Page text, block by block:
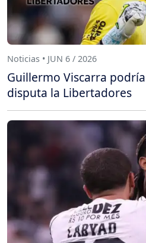
Noticias • JUN 6 / 2026
Guillermo Viscarra
disputa la Libertadores